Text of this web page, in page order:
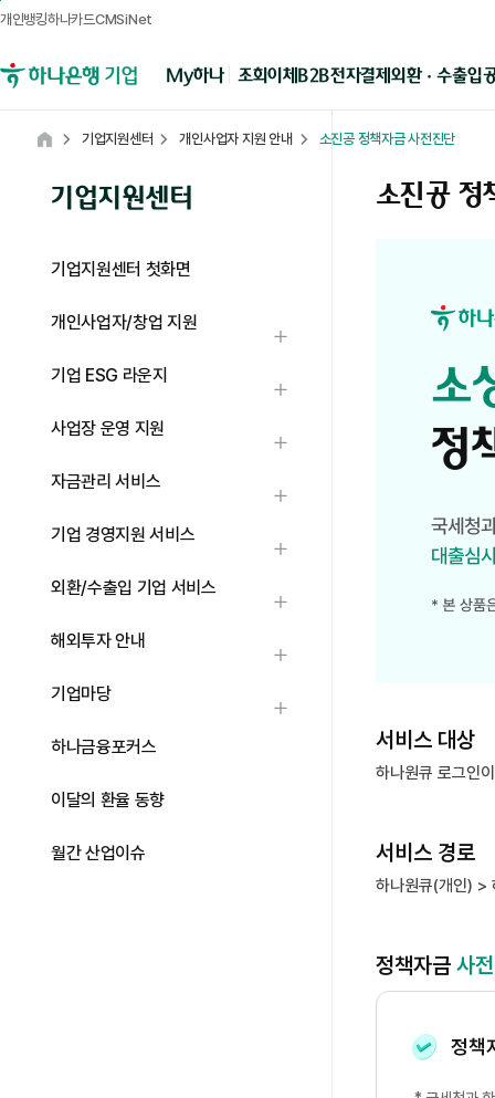
개인뱅킹하나카드CMSiNet
하나은행 기업뱅킹 My하나 조회이체B2B전자결제외환 · 수출입
기업지원센터
기업지원센터 첫화면
개인사업자/창업 지원
기업 ESG 라운지
사업장 운영 지원
자금관리 서비스
기업 경영지원 서비스
외환/수출입 기업 서비스
해외투자 안내
기업마당
하나금융포커스
이달의 환율 동향
월간 산업이슈
Home
기업지원센터 개인사업자 지원 안내 소진공 정책자금 사전진단
소진공 정
서비스 대상
하나원큐 로그인
서비스 경로
하나원큐(개인) >
정책자금 사
정책